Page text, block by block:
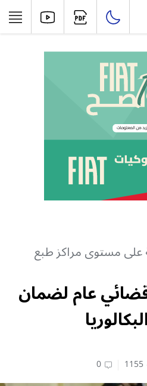
على مستوى مراكز طبع
عام لضمان
1155
0